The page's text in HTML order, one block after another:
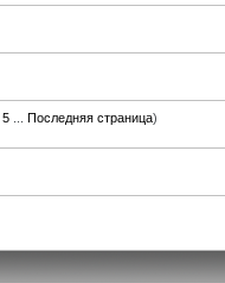
5 Последняя страница)